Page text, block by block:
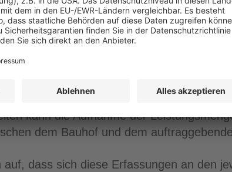
kann die Aufnahme der
dem Bauhof und dem
dass sich diese Erfassungen an den